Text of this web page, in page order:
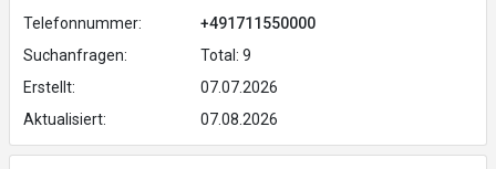
Telefonnummer:
+491711550000
Suchanfragen:
Total: 9
Erstellt:
07.07.2026
Aktualisiert:
07.08.2026